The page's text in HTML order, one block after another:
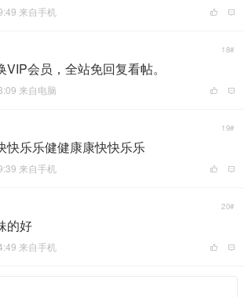
来自手机
18#
VIP会员，全站免回复看帖。
来自电脑
19#
快乐乐健健康康快快乐乐
来自手机
20#
的好
来自手机